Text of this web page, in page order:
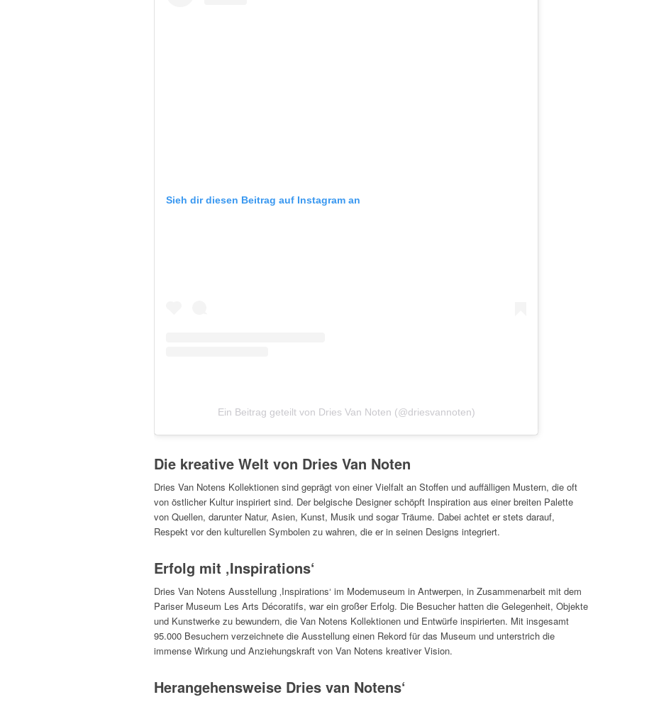
Sieh dir diesen Beitrag auf Instagram an
Ein Beitrag geteilt von Dries Van Noten (@driesvannoten)
Die kreative Welt von Dries Van Noten
Dries Van Notens Kollektionen sind geprägt von einer Vielfalt an Stoffen und auffälligen Mustern, die oft
von östlicher Kultur inspiriert sind. Der belgische Designer schöpft Inspiration aus einer breiten Palette
von Quellen, darunter Natur, Asien, Kunst, Musik und sogar Träume. Dabei achtet er stets darauf,
Respekt vor den kulturellen Symbolen zu wahren, die er in seinen Designs integriert.
Erfolg mit ‚Inspirations‘
Dries Van Notens Ausstellung ‚Inspirations‘ im Modemuseum in Antwerpen, in Zusammenarbeit mit dem
Pariser Museum Les Arts Décoratifs, war ein großer Erfolg. Die Besucher hatten die Gelegenheit, Objekte
und Kunstwerke zu bewundern, die Van Notens Kollektionen und Entwürfe inspirierten. Mit insgesamt
95.000 Besuchern verzeichnete die Ausstellung einen Rekord für das Museum und unterstrich die
immense Wirkung und Anziehungskraft von Van Notens kreativer Vision.
Herangehensweise Dries van Notens‘